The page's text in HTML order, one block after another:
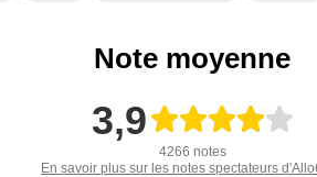
Note moyenne
3,9
4266 notes
En savoir plus sur les notes spectateurs